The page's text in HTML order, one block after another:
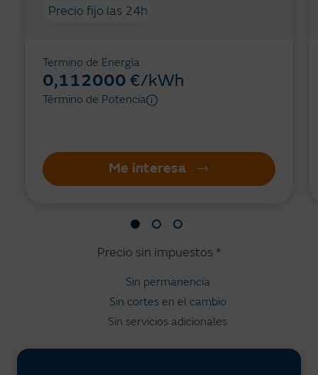
Precio fijo las 24h
Termino de Energía
0,112000 €/kWh
Término de Potencia Información Tooltip
Me interesa
Precio sin impuestos *
Sin permanencia
Sin cortes en el cambio
Sin servicios adicionales